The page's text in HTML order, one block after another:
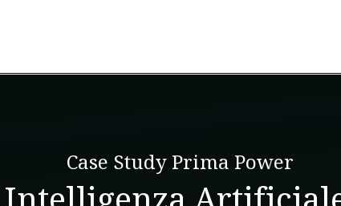
Case Study Prima Power